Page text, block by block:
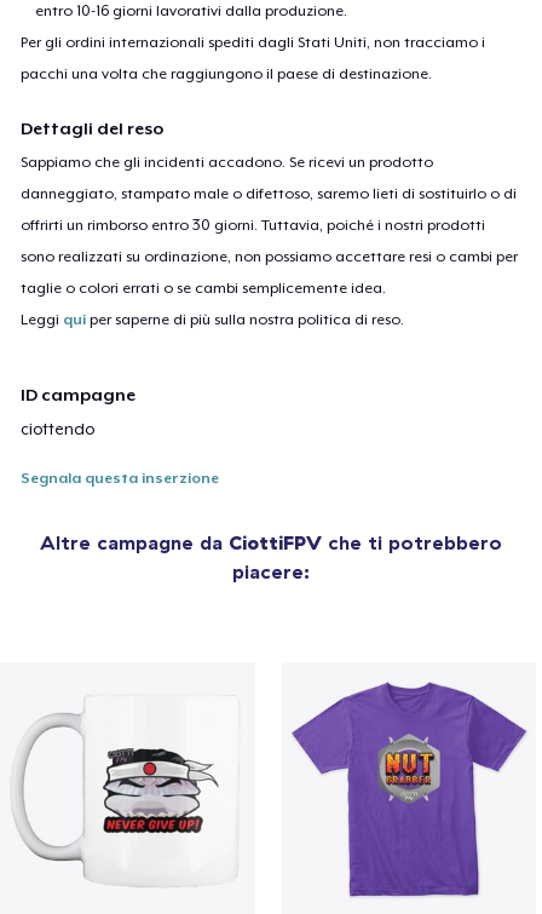
entro 10-16 giorni lavorativi dalla produzione.
Per gli ordini internazionali spediti dagli Stati Uniti, non tracciamo i
pacchi una volta che raggiungono il paese di destinazione.
Dettagli del reso
Sappiamo che gli incidenti accadono. Se ricevi un prodotto
danneggiato, stampato male o difettoso, saremo lieti di sostituirlo o di
offrirti un rimborso entro 30 giorni. Tuttavia, poiché i nostri prodotti
sono realizzati su ordinazione, non possiamo accettare resi o cambi per
taglie o colori errati o se cambi semplicemente idea.
Leggi qui per saperne di più sulla nostra politica di reso.
ID campagne
ciottendo
Segnala questa inserzione
Altre campagne da CiottiFPV che ti potrebbero
piacere: